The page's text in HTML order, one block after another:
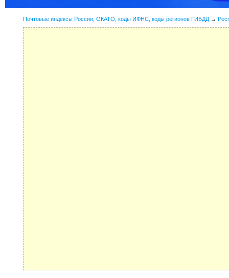
Почтовые индексы России, ОКАТО, коды ИФНС, коды регионов ГИБДД →